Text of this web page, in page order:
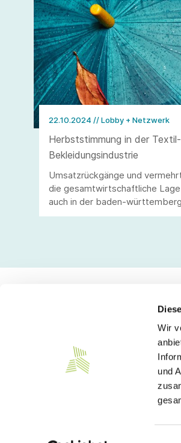
Wir
und
22.10.2024 // Lobby + Netzwerk
Herbststimmung in der
Bekleidungsindustrie
Umsatzrückgänge und
die gesamtwirtschaftliche
auch in der baden-
und Bekleidungsindustrie wider.
Südwesttextil e. V.
Türlenstraße 6